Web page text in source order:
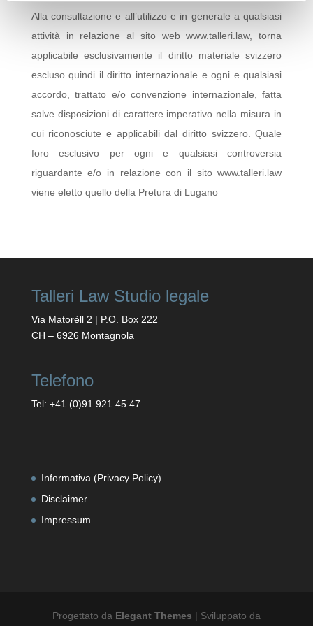
Alla consultazione e all’utilizzo e in generale a qualsiasi
attività in relazione al sito web www.talleri.law, torna
applicabile esclusivamente il diritto materiale svizzero
escluso quindi il diritto internazionale e ogni e qualsiasi
accordo, trattato e/o convenzione internazionale, fatta
salve disposizioni di carattere imperativo nella misura in
cui riconosciute e applicabili dal diritto svizzero. Quale
foro esclusivo per ogni e qualsiasi controversia
riguardante e/o in relazione con il sito www.talleri.law
viene eletto quello della Pretura di Lugano
Talleri Law Studio legale
Via Matorèll 2 | P.O. Box 222
CH – 6926 Montagnola
Telefono
Tel: +41 (0)91 921 45 47
Informativa (Privacy Policy)
Disclaimer
Impressum
Progettato da Elegant Themes | Sviluppato da